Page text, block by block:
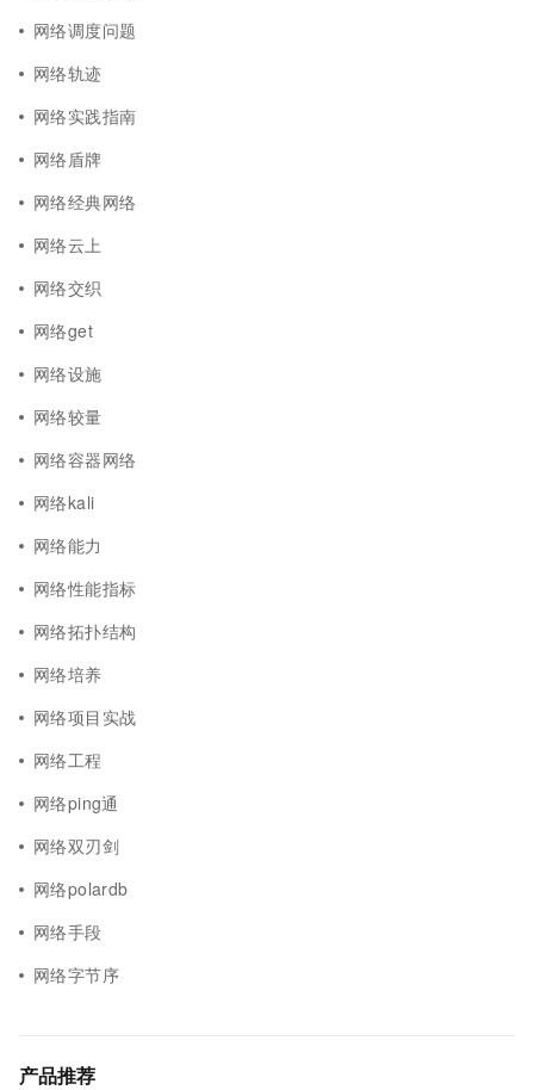
网络调度问题
网络轨迹
网络实践指南
网络盾牌
网络经典网络
网络云上
网络交织
网络get
网络设施
网络较量
网络容器网络
网络kali
网络能力
网络性能指标
网络拓扑结构
网络培养
网络项目实战
网络工程
网络ping通
网络双刃剑
网络polardb
网络手段
网络字节序
产品推荐